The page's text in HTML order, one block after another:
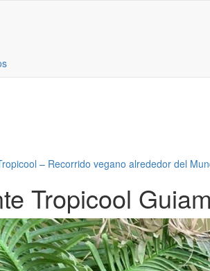
– Recorrido vegano alrededor del
Tropicool